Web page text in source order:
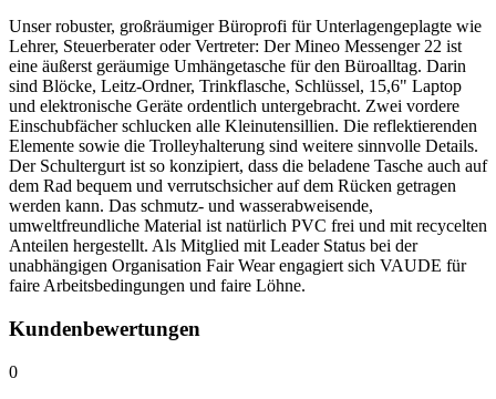
Unser robuster, großräumiger Büroprofi für Unterlagengeplagte wie
Lehrer, Steuerberater oder Vertreter: Der Mineo Messenger 22 ist
eine äußerst geräumige Umhängetasche für den Büroalltag. Darin
sind Blöcke, Leitz-Ordner, Trinkflasche, Schlüssel, 15,6" Laptop
und elektronische Geräte ordentlich untergebracht. Zwei vordere
Einschubfächer schlucken alle Kleinutensillien. Die reflektierenden
Elemente sowie die Trolleyhalterung sind weitere sinnvolle Details.
Der Schultergurt ist so konzipiert, dass die beladene Tasche auch auf
dem Rad bequem und verrutschsicher auf dem Rücken getragen
werden kann. Das schmutz- und wasserabweisende,
umweltfreundliche Material ist natürlich PVC frei und mit recycelten
Anteilen hergestellt. Als Mitglied mit Leader Status bei der
unabhängigen Organisation Fair Wear engagiert sich VAUDE für
faire Arbeitsbedingungen und faire Löhne.
Kundenbewertungen
0